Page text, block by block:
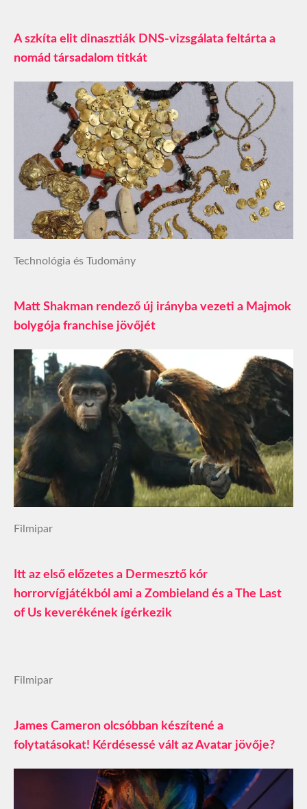
A szkíta elit dinasztiák DNS-vizsgálata feltárta a
nomád társadalom titkát
Technológia és Tudomány
Matt Shakman rendező új irányba vezeti a Majmok
bolygója franchise jövőjét
Filmipar
Itt az első előzetes a Dermesztő kór
horrorvígjátékból ami a Zombieland és a The Last
of Us keverékének ígérkezik
Filmipar
James Cameron olcsóbban készítené a
folytatásokat! Kérdésessé vált az Avatar jövője?